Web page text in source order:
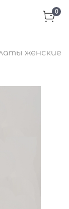
0
женские